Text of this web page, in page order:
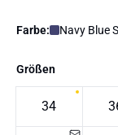
Farbe: Navy Blue
Größen
34